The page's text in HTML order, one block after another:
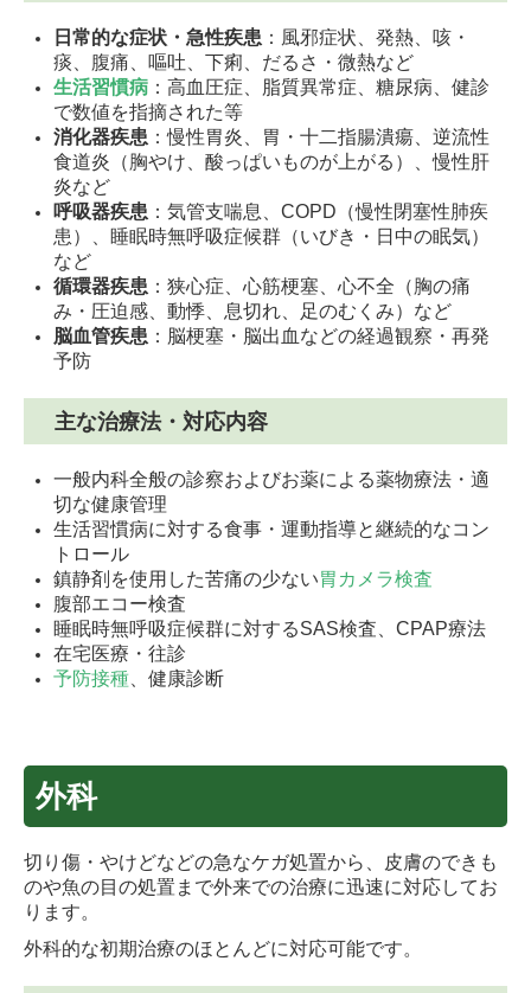
日常的な症状・急性疾患 ：風邪症状、発熱、咳・
痰、腹痛、嘔吐、下痢、だるさ・微熱など
生活習慣病 ：高血圧症、脂質異常症、糖尿病、健診
で数値を指摘された等
消化器疾患 ：慢性胃炎、胃・十二指腸潰瘍、逆流性
食道炎（胸やけ、酸っぱいものが上がる）、慢性肝
炎など
呼吸器疾患 ：気管支喘息、COPD（慢性閉塞性肺疾
患）、睡眠時無呼吸症候群（いびき・日中の眠気）
など
循環器疾患 ：狭心症、心筋梗塞、心不全（胸の痛
み・圧迫感、動悸、息切れ、足のむくみ）など
脳血管疾患 ：脳梗塞・脳出血などの経過観察・再発
予防
主な治療法・対応内容
一般内科全般の診察およびお薬による薬物療法・適
切な健康管理
生活習慣病に対する食事・運動指導と継続的なコン
トロール
鎮静剤を使用した苦痛の少ない胃カメラ検査
腹部エコー検査
睡眠時無呼吸症候群に対するSAS検査、CPAP療法
在宅医療・往診
予防接種 、健康診断
外科
切り傷・やけどなどの急なケガ処置から、皮膚のできも
のや魚の目の処置まで外来での治療に迅速に対応してお
ります。
外科的な初期治療のほとんどに対応可能です。